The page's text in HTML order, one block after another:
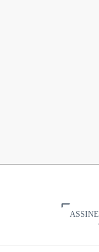
ASSINE